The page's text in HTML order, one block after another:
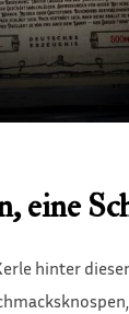
eine
hinter